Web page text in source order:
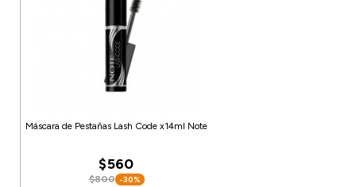
Máscara de Pestañas Lash Code x14ml Note
$560
$800 -30%